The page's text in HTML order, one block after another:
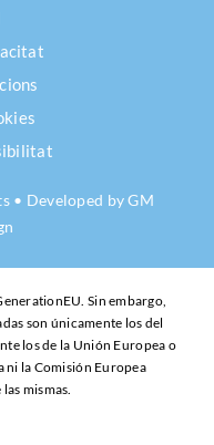
• Developed byGM
Sin embargo,
son únicamente los del
los de la Unión Europea o
ni la Comisión Europea
mismas.